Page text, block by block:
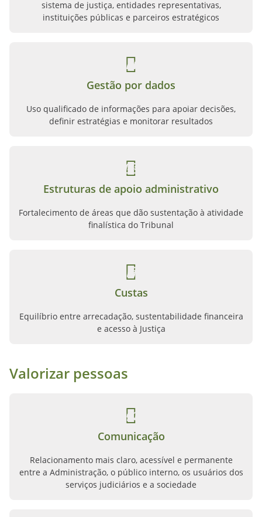
sistema de justiça, entidades representativas,
instituições públicas e parceiros estratégicos
Gestão por dados
Uso qualificado de informações para apoiar decisões,
definir estratégias e monitorar resultados
Estruturas de apoio administrativo
Fortalecimento de áreas que dão sustentação à atividade
finalística do Tribunal
Custas
Equilíbrio entre arrecadação, sustentabilidade financeira
e acesso à Justiça
Valorizar pessoas
Comunicação
Relacionamento mais claro, acessível e permanente
entre a Administração, o público interno, os usuários dos
serviços judiciários e a sociedade